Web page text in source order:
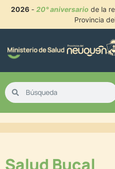
2026- 20° aniversario de la
Provincia
Salud Bucal